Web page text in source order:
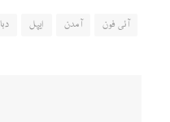
آئی فون آمدن ایپل